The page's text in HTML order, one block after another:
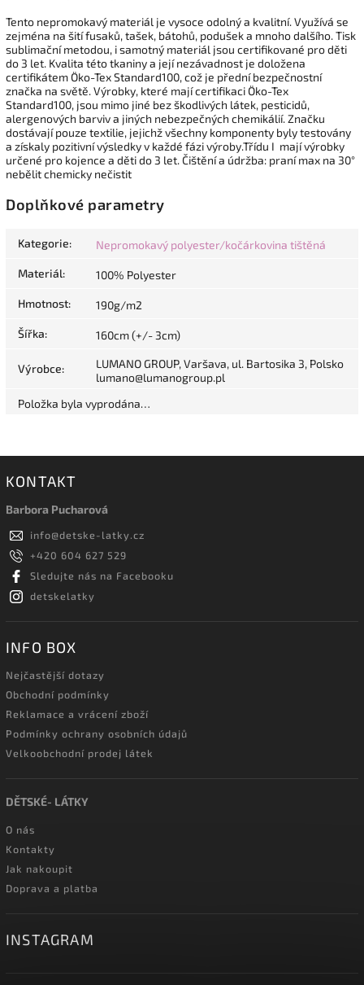
Tento nepromokavý materiál je vysoce odolný a kvalitní. Využívá se
zejména na šití fusaků, tašek, ba´tohů, podušek a mnoho dalšího. Tisk
sublimační metodou, i samotný materiál jsou certifikované pro děti
do 3 let. Kvalita této tkaniny a její nezávadnost je doložena
certifikátem Öko-Tex Standard100, což je přední bezpečnostní
značka na světě. Výrobky, které mají certifikaci Öko-Tex
Standard100, jsou mimo jiné bez škodlivých látek, pesticidů,
alergenových barviv a jiných nebezpečných chemikálií. Značku
dostávají pouze textilie, jejichž všechny komponenty byly testovány
a získaly pozitivní výsledky v každé fázi výroby.Třídu I mají výrobky
určené pro kojence a děti do 3 let. Čištění a údržba: praní max na 30°
nebělit chemicky nečistit
Doplňkové parametry
Kategorie: Nepromokavý polyester/kočárkovina tištěná
Materiál: 100% Polyester
Hmotnost: 190g/m2
Šířka: 160cm (+/- 3cm)
Výrobce:
LUMANO GROUP, Varšava, ul. Bartosika 3, Polsko
lumano@lumanogroup.pl
Položka byla vyprodána…
KONTAKT
Barbora Pucharová
info@detske-latky.cz
+420 604 627 529
Sledujte nás na Facebooku
detskelatky
INFO BOX
Nejčastější dotazy
Obchodní podmínky
Reklamace a vrácení zboží
Podmínky ochrany osobních údajů
Velkoobchodní prodej látek
DĚTSKÉ- LÁTKY
O nás
Kontakty
Jak nakoupit
Doprava a platba
INSTAGRAM